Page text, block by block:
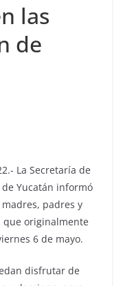
las
de
La Secretaría de
Yucatán informó
padres y
que originalmente
6 de mayo.
disfrutar de